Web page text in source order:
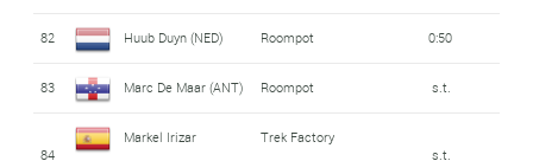
82 Huub Duyn (NED) Roompot 0:50
83 Marc De Maar (ANT) Roompot s.t.
84
Markel Irizar
Trek Factory
s.t.